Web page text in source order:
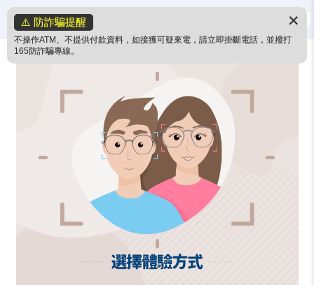
⚠️ 防詐騙提醒
不操作ATM、不提供付款資料，如接獲可疑來電，請立即掛斷電話，並撥打
165防詐騙專線。
✕